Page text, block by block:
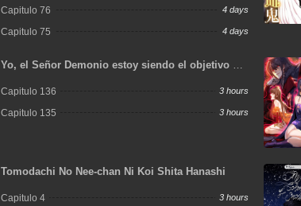
Capitulo 76 4 days
Capitulo 75 4 days
Yo, el Señor Demonio estoy siendo el objetivo de
Capitulo 136 3 hours
Capitulo 135 3 hours
Tomodachi No Nee-chan Ni Koi Shita Hanashi
Capitulo 4 3 hours